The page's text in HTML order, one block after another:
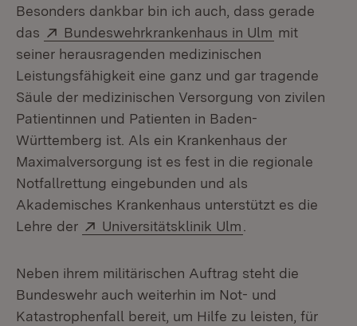
Besonders dankbar bin ich auch, dass gerade
das
Extern:
Bundeswehrkrankenhaus in Ulm (Öffnet in
mit
seiner herausragenden medizinischen
Leistungsfähigkeit eine ganz und gar tragende
Säule der medizinischen Versorgung von zivilen
Patientinnen und Patienten in Baden-
Württemberg ist. Als ein Krankenhaus der
Maximalversorgung ist es fest in die regionale
Notfallrettung eingebunden und als
Akademisches Krankenhaus unterstützt es die
Lehre der
Extern:
Universitätsklinik Ulm
Neben ihrem militärischen Auftrag steht die
Bundeswehr auch weiterhin im Not- und
Katastrophenfall bereit, um Hilfe zu leisten, für